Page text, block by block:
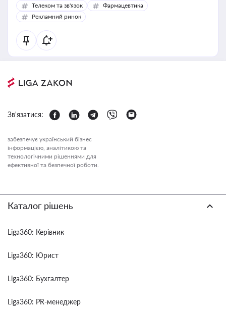
Телеком та зв'язок
Фармацевтика
Рекламний ринок
Зв'язатися:
забезпечує український бізнес
інформацією, аналітикою та
технологічними рішеннями для
ефективної та безпечної роботи.
Каталог рішень
Liga360: Керівник
Liga360: Юрист
Liga360: Бухгалтер
Liga360: PR-менеджер